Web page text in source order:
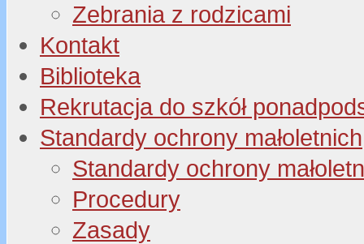
Zebrania z rodzicami
Kontakt
Biblioteka
Rekrutacja do szkół
Standardy ochrony małoletnich
Standardy ochrony
Procedury
Zasady